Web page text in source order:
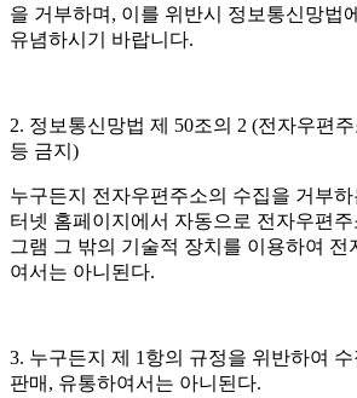
을 거부하며, 이를 위반시 정보통신망법
유념하시기 바랍니다.
2. 정보통신망법 제 50조의 2 (전자우편
등 금지)
누구든지 전자우편주소의 수집을 거부
터넷 홈페이지에서 자동으로 전자우편
그램 그 밖의 기술적 장치를 이용하여
여서는 아니된다.
3. 누구든지 제 1항의 규정을 위반하여
판매, 유통하여서는 아니된다.